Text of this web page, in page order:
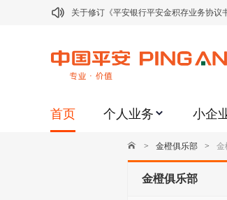
关于修订《平安银行平安金积存业务协议
关于2021年劳动节期间代理贵金属业务风
关于加强代理贵金属业务风险防范的提示
关于进一步加强代理贵金属业务风险防范
首页 个人业务 小企
> 金橙俱乐部 > 金
金橙俱乐部